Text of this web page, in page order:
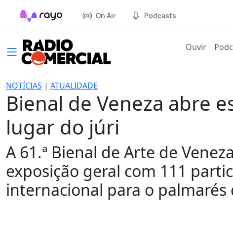
On Air Podcasts
Ouvir
NOTÍCIAS | ATUALIDADE
Bienal de Veneza abre
lugar do júri
A 61.ª Bienal de Arte de
exposição geral com 111
internacional para o